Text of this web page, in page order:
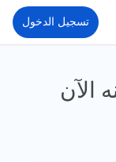
تسجيل الدخول
الآن